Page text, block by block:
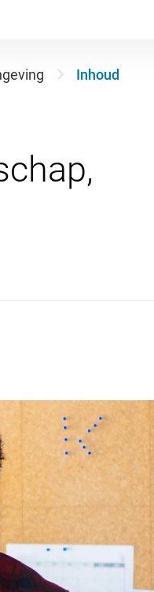
Inhoud